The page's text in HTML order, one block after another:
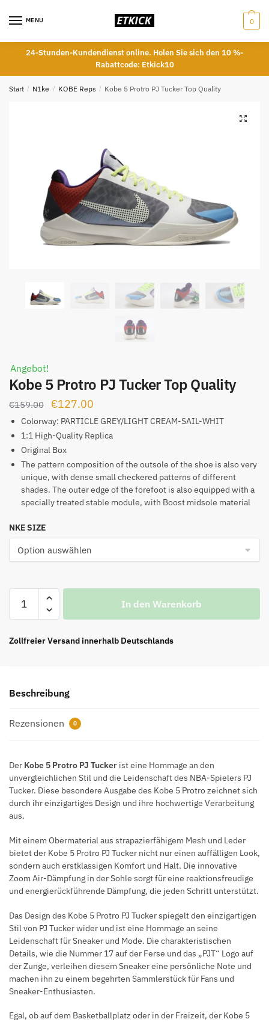
MENU 0
24-Stunden-Kundendienst online. Holen Sie sich den 10 %-
Rabattcode: Etkick10
Start / N1ke / KOBE Reps / Kobe 5 Protro PJ Tucker Top Quality
Angebot!
Kobe 5 Protro PJ Tucker Top Quality
€159.00
Ursprünglicher
Preis
war:
€159.00
€127.00
Preis
ist:
Colorway: PARTICLE GREY/LIGHT CREAM-SAIL-WHIT
1:1 High-Quality Replica
Original Box
The pattern composition of the outsole of the shoe is also very
unique, with dense small checkered patterns of different
shades. The outer edge of the forefoot is also equipped with a
specially treated stable module, with Boost midsole material
NKE SIZE
PJ
Menge
In den Warenkorb
Zollfreier Versand innerhalb Deutschlands
Beschreibung
Rezensionen 0
Der Kobe 5 Protro PJ Tucker ist eine Hommage an den
unvergleichlichen Stil und die Leidenschaft des NBA-Spielers PJ
Tucker. Diese besondere Ausgabe des Kobe 5 Protro zeichnet sich
durch ihr einzigartiges Design und ihre hochwertige Verarbeitung
aus.
Mit einem Obermaterial aus strapazierfähigem Mesh und Leder
bietet der Kobe 5 Protro PJ Tucker nicht nur einen auffälligen Look,
sondern auch erstklassigen Komfort und Halt. Die innovative
Zoom Air-Dämpfung in der Sohle sorgt für eine reaktionsfreudige
und energierückführende Dämpfung, die jeden Schritt unterstützt.
Das Design des Kobe 5 Protro PJ Tucker spiegelt den einzigartigen
Stil von PJ Tucker wider und ist eine Hommage an seine
Leidenschaft für Sneaker und Mode. Die charakteristischen
Details, wie die Nummer 17 auf der Ferse und das „PJT“ Logo auf
der Zunge, verleihen diesem Sneaker eine persönliche Note und
machen ihn zu einem begehrten Sammlerstück für Fans und
Sneaker-Enthusiasten.
Egal, ob auf dem Basketballplatz oder in der Freizeit, der Kobe 5